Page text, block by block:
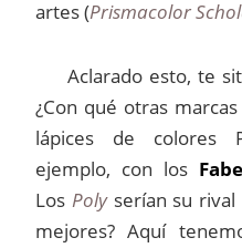
artes (Prismacolor
Aclarado esto, te
¿Con qué otras
lápices de colores
ejemplo, con los
Los Polyserían su rival
mejores? Aquí